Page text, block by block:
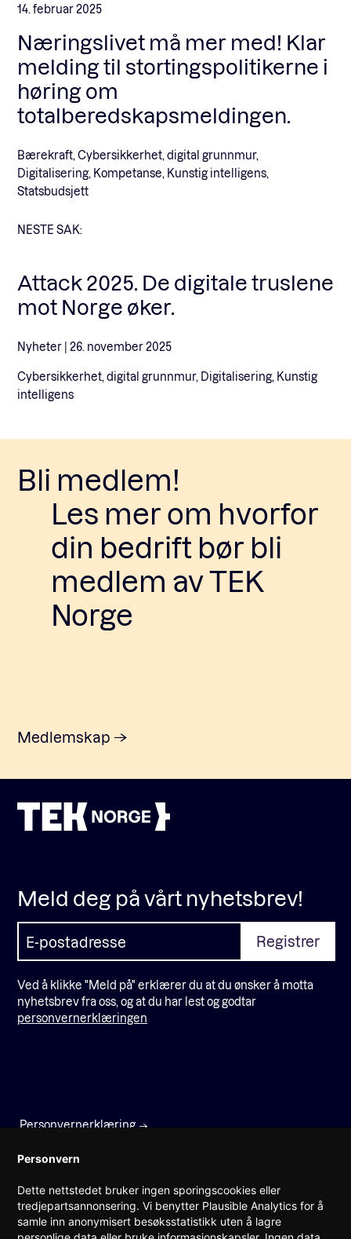
14. februar 2025
Næringslivet må mer med! Klar
melding til stortingspolitikerne i
høring om
totalberedskapsmeldingen.
Bærekraft, Cybersikkerhet, digital grunnmur,
Digitalisering, Kompetanse, Kunstig intelligens,
Statsbudsjett
NESTE SAK:
Attack 2025. De digitale truslene
mot Norge øker.
Nyheter | 26. november 2025
Cybersikkerhet, digital grunnmur, Digitalisering, Kunstig
intelligens
Bli medlem!
Les mer om hvorfor
din bedrift bør bli
medlem av TEK
Norge
Medlemskap
Prinsens gate 22
0157 Oslo
Meld deg på vårt nyhetsbrev!
Ved å klikke "Meld på" erklærer du at du ønsker å motta
nyhetsbrev fra oss, og at du har lest og godtar
personvernerklæringen
Personvernerklæring
Personvern
Dette nettstedet bruker ingen sporingscookies eller
tredjepartsannonsering. Vi benytter Plausible Analytics for å
samle inn anonymisert besøksstatistikk uten å lagre